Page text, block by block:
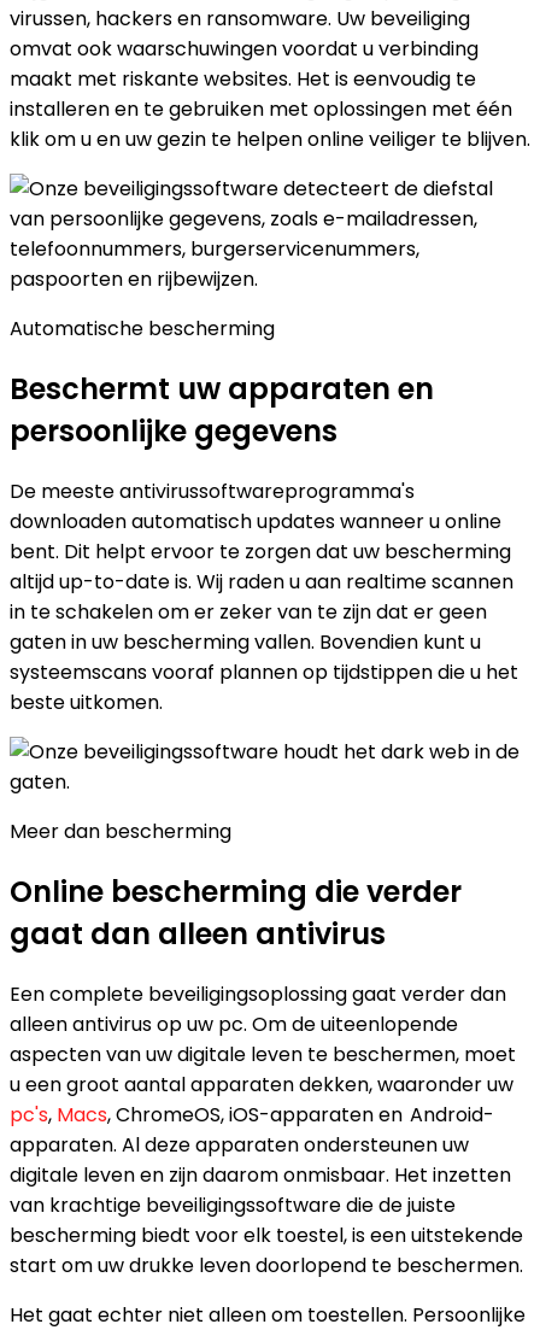
virussen, hackers en ransomware. Uw beveiliging
omvat ook waarschuwingen voordat u verbinding
maakt met riskante websites. Het is eenvoudig te
installeren en te gebruiken met oplossingen met één
klik om u en uw gezin te helpen online veiliger te blijven.
Automatische bescherming
Beschermt uw apparaten en
persoonlijke gegevens
De meeste antivirussoftwareprogramma's
downloaden automatisch updates wanneer u online
bent. Dit helpt ervoor te zorgen dat uw bescherming
altijd up-to-date is. Wij raden u aan realtime scannen
in te schakelen om er zeker van te zijn dat er geen
gaten in uw bescherming vallen. Bovendien kunt u
systeemscans vooraf plannen op tijdstippen die u het
beste uitkomen.
Meer dan bescherming
Online bescherming die verder
gaat dan alleen antivirus
Een complete beveiligingsoplossing gaat verder dan
alleen antivirus op uw pc. Om de uiteenlopende
aspecten van uw digitale leven te beschermen, moet
u een groot aantal apparaten dekken, waaronder uw
pc's, Macs, ChromeOS, iOS-apparaten en Android-
apparaten. Al deze apparaten ondersteunen uw
digitale leven en zijn daarom onmisbaar. Het inzetten
van krachtige beveiligingssoftware die de juiste
bescherming biedt voor elk toestel, is een uitstekende
start om uw drukke leven doorlopend te beschermen.
Het gaat echter niet alleen om toestellen. Persoonlijke